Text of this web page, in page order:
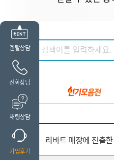
리바트 매장에 진출
렌탈상담
전화상담
채팅상담
가입후기